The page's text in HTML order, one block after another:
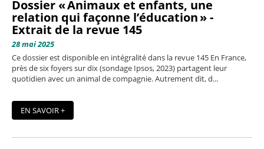
Dossier « Animaux et enfants, une
relation qui façonne l’éducation » -
Extrait de la revue 145
28 mai 2025
Ce dossier est disponible en intégralité dans la revue 145 En France,
près de six foyers sur dix (sondage Ipsos, 2023) partagent leur
quotidien avec un animal de compagnie. Autrement dit, d...
EN SAVOIR +